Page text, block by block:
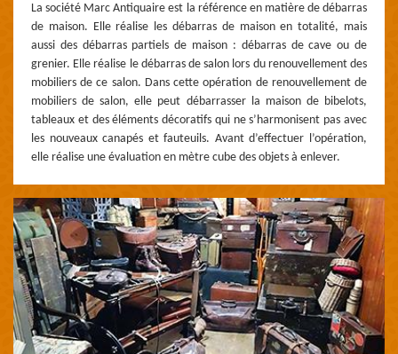
La société Marc Antiquaire est la référence en matière de débarras
de maison. Elle réalise les débarras de maison en totalité, mais
aussi des débarras partiels de maison : débarras de cave ou de
grenier. Elle réalise le débarras de salon lors du renouvellement des
mobiliers de ce salon. Dans cette opération de renouvellement de
mobiliers de salon, elle peut débarrasser la maison de bibelots,
tableaux et des éléments décoratifs qui ne s’harmonisent pas avec
les nouveaux canapés et fauteuils. Avant d’effectuer l’opération,
elle réalise une évaluation en mètre cube des objets à enlever.